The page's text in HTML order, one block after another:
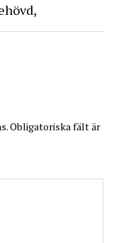
Obligatoriska fält är